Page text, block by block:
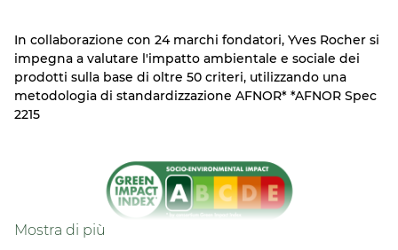
In collaborazione con 24 marchi fondatori, Yves Rocher si
impegna a valutare l'impatto ambientale e sociale dei
prodotti sulla base di oltre 50 criteri, utilizzando una
metodologia di standardizzazione AFNOR* *AFNOR Spec
2215